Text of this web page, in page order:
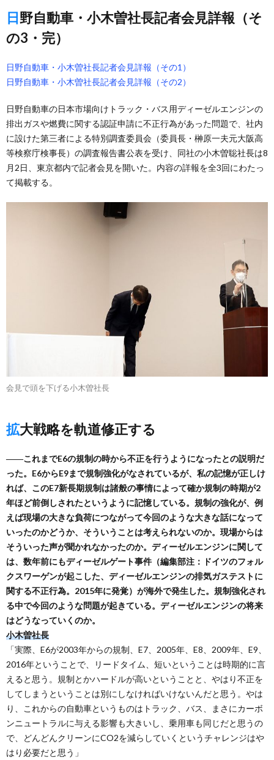
日野自動車・小木曽社長記者会見詳報（そ
の3・完）
日野自動車・小木曽社長記者会見詳報（その1）
日野自動車・小木曽社長記者会見詳報（その2）
日野自動車の日本市場向けトラック・バス用ディーゼルエンジンの
排出ガスや燃費に関する認証申請に不正行為があった問題で、社内
に設けた第三者による特別調査委員会（委員長・榊原一夫元大阪高
等検察庁検事長）の調査報告書公表を受け、同社の小木曽聡社長は8
月2日、東京都内で記者会見を開いた。内容の詳報を全3回にわたっ
て掲載する。
会見で頭を下げる小木曽社長
拡大戦略を軌道修正する
――これまでE6の規制の時から不正を行うようになったとの説明だ
った。E6からE9まで規制強化がなされているが、私の記憶が正しけ
れば、このE7新長期規制は諸般の事情によって確か規制の時期が2
年ほど前倒しされたというように記憶している。規制の強化が、例
えば現場の大きな負荷につながって今回のような大きな話になって
いったのかどうか、そういうことは考えられないのか。現場からは
そういった声が聞かれなかったのか。ディーゼルエンジンに関して
は、数年前にもディーゼルゲート事件（編集部注：ドイツのフォル
クスワーゲンが起こした、ディーゼルエンジンの排気ガステストに
関する不正行為。2015年に発覚）が海外で発生した。規制強化され
る中で今回のような問題が起きている。ディーゼルエンジンの将来
はどうなっていくのか。
小木曽社長
「実際、E6が2003年からの規制、E7、2005年、E8、2009年、E9、
2016年ということで、リードタイム、短いということは時期的に言
えると思う。規制とかハードルが高いということと、やはり不正を
してしまうということは別にしなければいけないんだと思う。やは
り、これからの自動車というものはトラック、バス、まさにカーボ
ンニュートラルに与える影響も大きいし、乗用車も同じだと思うの
で、どんどんクリーンにCO2を減らしていくというチャレンジはや
はり必要だと思う」